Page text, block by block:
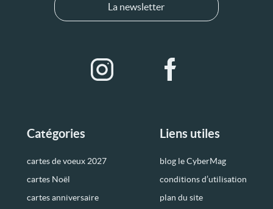
Catégories
cartes de voeux 2027
cartes Noël
cartes anniversaire
Liens utiles
blog le CyberMag
conditions d’utilisation
plan du site
La newsletter